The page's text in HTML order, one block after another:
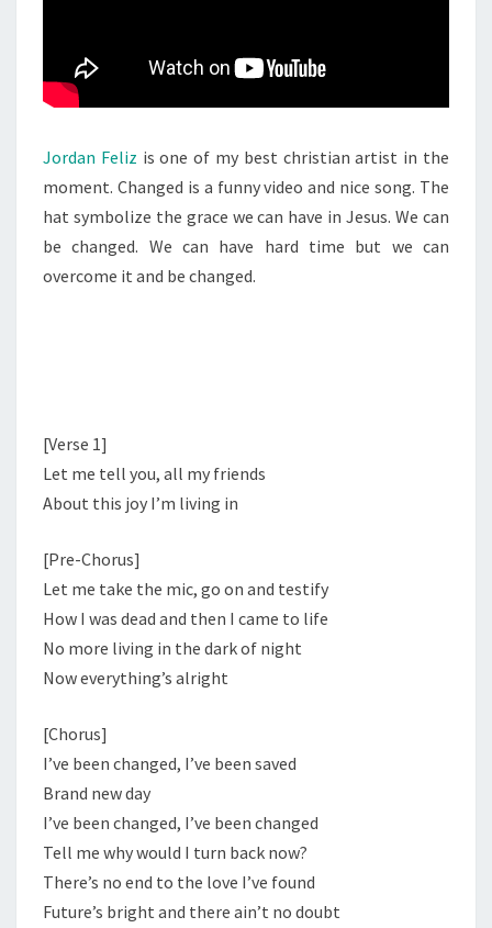
Jordan Feliz is one of my best christian artist in the
moment. Changed is a funny video and nice song. The
hat symbolize the grace we can have in Jesus. We can
be changed. We can have hard time but we can
overcome it and be changed.
[Verse 1]
Let me tell you, all my friends
About this joy I’m living in
[Pre-Chorus]
Let me take the mic, go on and testify
How I was dead and then I came to life
No more living in the dark of night
Now everything’s alright
[Chorus]
I’ve been changed, I’ve been saved
Brand new day
I’ve been changed, I’ve been changed
Tell me why would I turn back now?
There’s no end to the love I’ve found
Future’s bright and there ain’t no doubt